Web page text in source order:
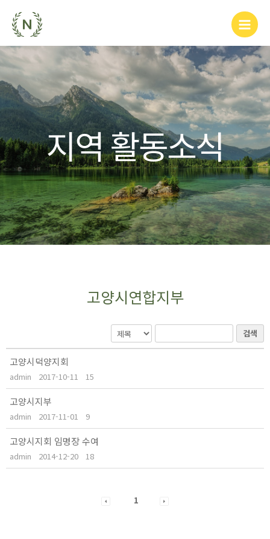
지역 활동소식
고양시연합지부
검색
고양시덕양지회
admin 2017-10-11 15
고양시지부
admin 2017-11-01 9
고양시지회 임명장 수여
admin 2014-12-20 18
1